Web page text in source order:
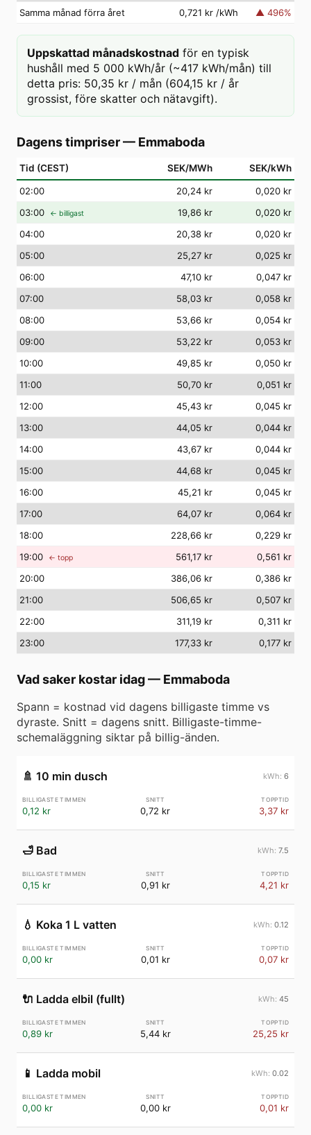
Samma månad förra året
0,721 kr /kWh ▲ 496%
Uppskattad månadskostnad för en typisk
hushåll med 5 000 kWh/år (~417 kWh/mån) till
detta pris: 50,35 kr / mån (604,15 kr / år
grossist, före skatter och nätavgift).
Dagens timpriser— Emmaboda
Tid (CEST) SEK/MWh SEK/kWh
02:00 20,24 kr
0,020 kr
03:00 ← billigast 19,86 kr
0,020 kr
04:00 20,38 kr
0,020 kr
05:00 25,27 kr
0,025 kr
06:00 47,10 kr
0,047 kr
07:00 58,03 kr
0,058 kr
08:00 53,66 kr
0,054 kr
09:00 53,22 kr
0,053 kr
10:00 49,85 kr
0,050 kr
11:00 50,70 kr
0,051 kr
12:00 45,43 kr
0,045 kr
13:00 44,05 kr
0,044 kr
14:00 43,67 kr
0,044 kr
15:00 44,68 kr
0,045 kr
16:00 45,21 kr
0,045 kr
17:00 64,07 kr
0,064 kr
18:00 228,66 kr
0,229 kr
19:00 ← topp 561,17 kr
0,561 kr
20:00 386,06 kr
0,386 kr
21:00 506,65 kr
0,507 kr
22:00 311,19 kr
0,311 kr
23:00 177,33 kr 0,177 kr
Vad saker kostar idag— Emmaboda
Spann = kostnad vid dagens billigaste timme vs
dyraste. Snitt = dagens snitt. Billigaste-timme-
schemaläggning siktar på billig-änden.
🚿 10 min dusch 6
0,12 kr 0,72 kr 3,37 kr
🛁 Bad 7.5
0,15 kr 0,91 kr 4,21 kr
💧 Koka 1 L vatten 0.12
0,00 kr 0,01 kr 0,07 kr
🔌 Ladda elbil (fullt) 45
0,89 kr 5,44 kr 25,25 kr
📱 Ladda mobil 0.02
0,00 kr 0,00 kr 0,01 kr